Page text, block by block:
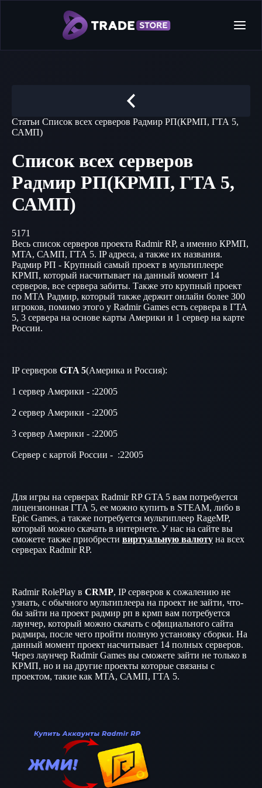
Статьи Список всех серверов Радмир РП(КРМП, ГТА 5,
САМП)
Список всех серверов
Радмир РП(КРМП, ГТА 5,
САМП)
5171
Весь список серверов проекта Radmir RP, а именно КРМП,
МТА, САМП, ГТА 5. IP адреса, а также их названия.
Радмир РП - Крупный самый проект в мультиплеере
КРМП, который насчитывает на данный момент 14
серверов, все сервера забиты. Также это крупный проект
по МТА Радмир, который также держит онлайн более 300
игроков, помимо этого у Radmir Games есть сервера в ГТА
5, 3 сервера на основе карты Америки и 1 сервер на карте
России.
IP серверов GTA 5(Америка и Россия):
1 сервер Америки - :22005
2 сервер Америки - :22005
3 сервер Америки - :22005
Сервер с картой России - :22005
Для игры на серверах Radmir RP GTA 5 вам потребуется
лицензионная ГТА 5, ее можно купить в STEAM, либо в
Epic Games, а также потребуется мультиплеер RageMP,
который можно скачать в интернете. У нас на сайте вы
сможете также приобрести виртуальную валюту на всех
серверах Radmir RP.
Radmir RolePlay в CRMP, IP серверов к сожалению не
узнать, с обычного мультиплеера на проект не зайти, что-
бы зайти на проект радмир рп в крмп вам потребуется
лаунчер, который можно скачать с официального сайта
радмира, после чего пройти полную установку сборки. На
данный момент проект насчитывает 14 полных серверов.
Через лаунчер Radmir Games вы сможете зайти не только в
КРМП, но и на другие проекты которые связаны с
проектом, такие как МТА, САМП, ГТА 5.